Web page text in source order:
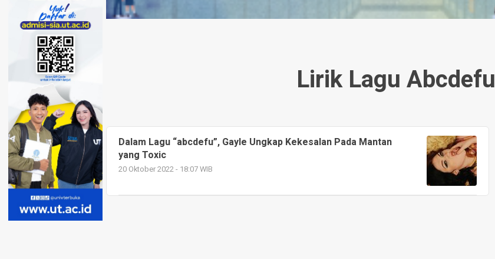
Lirik Lagu Abcdefu
Dalam Lagu “abcdefu”, Gayle Ungkap Kekesalan Pada Mantan
yang Toxic
20 Oktober 2022 - 18:07 WIB